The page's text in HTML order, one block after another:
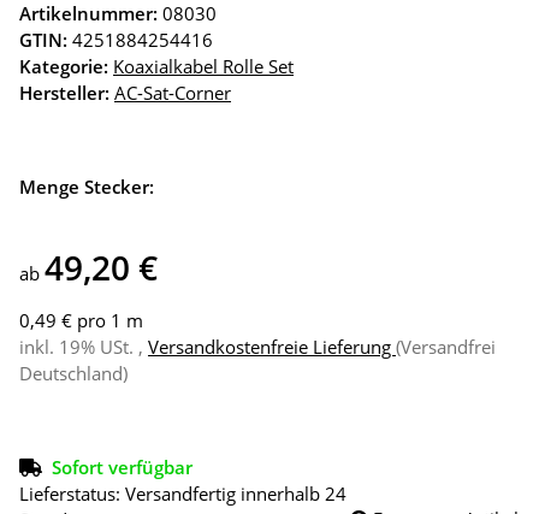
Artikelnummer: 08030
GTIN: 4251884254416
Kategorie: Koaxialkabel Rolle Set
Hersteller: AC-Sat-Corner
Menge Stecker:
ab 49,20 €
0,49 € pro 1 m
inkl. 19% USt. , Versandkostenfreie Lieferung (Versandfrei
Deutschland)
Sofort verfügbar
Lieferstatus: Versandfertig innerhalb 24